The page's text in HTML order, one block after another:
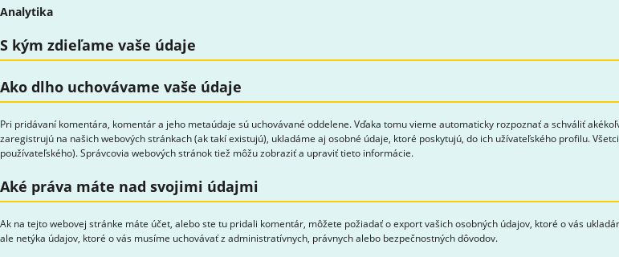
Analytika
S kým zdieľame vaše údaje
Ako dlho uchovávame vaše údaje
Pri pridávaní komentára, komentár a jeho metaúdaje sú uchovávané oddelene. Vďaka tomu vieme automaticky rozpoznať a schváliť
zaregistrujú na našich webových stránkach (ak takí existujú), ukladáme aj osobné údaje, ktoré poskytujú, do ich užívateľského profilu.
používateľského). Správcovia webových stránok tiež môžu zobraziť a upraviť tieto informácie.
Aké práva máte nad svojimi údajmi
Ak na tejto webovej stránke máte účet, alebo ste tu pridali komentár, môžete požiadať o export vašich osobných údajov, ktoré o vás
ale netýka údajov, ktoré o vás musíme uchovávať z administratívnych, právnych alebo bezpečnostných dôvodov.